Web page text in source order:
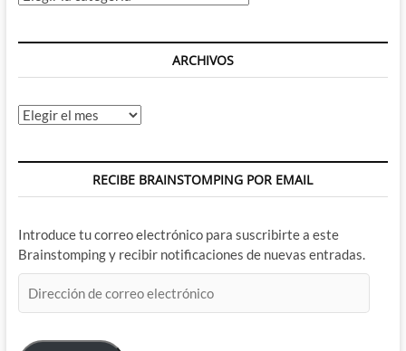
ARCHIVOS
Archivos
RECIBE BRAINSTOMPING POR EMAIL
Introduce tu correo electrónico para suscribirte a este
Brainstomping y recibir notificaciones de nuevas entradas.
de
electrónico